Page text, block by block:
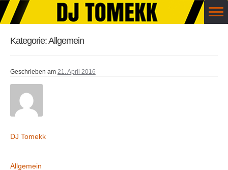
Zur Navigation springen
Springe zum Inhalt
Menü
HOME
BOOKING
TIMELINE
Kategorie: Allgemein
Geschrieben am 21. April 2016
DJ Tomekk
Allgemein